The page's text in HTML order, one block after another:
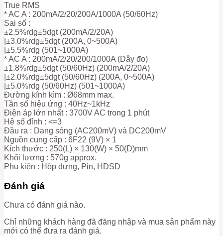
True RMS
* AC A : 200mA/2/20/200A/1000A (50/60Hz)
Sai số :
±2.5%rdg±5dgt (200mA/2/20A)
|±3.0%rdg±5dgt (200A, 0~500A)
|±5.5%rdg (501~1000A)
* AC A : 200mA/2/20/200/1000A (Dây đo)
±1.8%rdg±5dgt (50/60Hz) (200mA/2/20A)
|±2.0%rdg±5dgt (50/60Hz) (200A, 0~500A)
|±5.0%rdg (50/60Hz) (501~1000A)
Đường kính kìm : Ø68mm max.
Tần số hiệu ứng : 40Hz~1kHz
Điện áp lớn nhất : 3700V AC trong 1 phút
Hệ số đỉnh : <=3
Đầu ra : Dạng sóng (AC200mV) và DC200mV
Nguồn cung cấp : 6F22 (9V) × 1
Kích thước : 250(L) × 130(W) × 50(D)mm
Khối lượng : 570g approx.
Phụ kiện : Hộp đựng, Pin, HDSD
Đánh giá
Chưa có đánh giá nào.
Chỉ những khách hàng đã đăng nhập và mua sản phẩm này
mới có thể đưa ra đánh giá.